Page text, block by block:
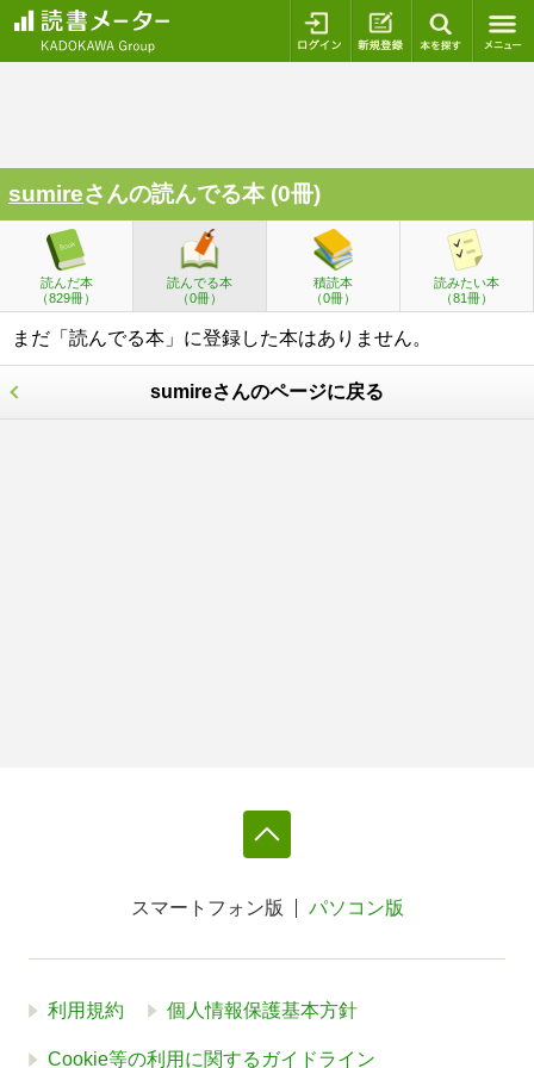
ログイン 新規登録
sumireさんの読んでる本 (0冊)
読んだ本
（829冊）
読んでる本
（0冊）
積読本
（0冊）
読みたい本
（81冊）
まだ「読んでる本」に登録した本はありません。
sumireさんのページに戻る
スマートフォン版 パソコン版
利用規約 個人情報保護基本方針
Cookie等の利用に関するガイドライン